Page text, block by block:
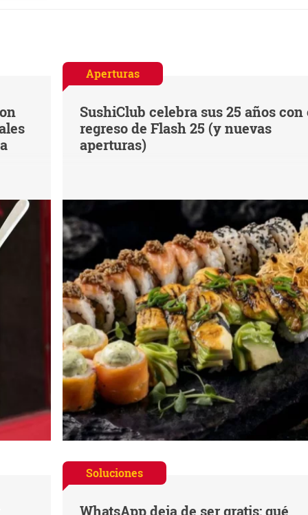
Aperturas
SushiClub celebra sus 25 años con
regreso de Flash 25 (y nuevas
aperturas)
Soluciones
WhatsApp deja de ser gratis: qué